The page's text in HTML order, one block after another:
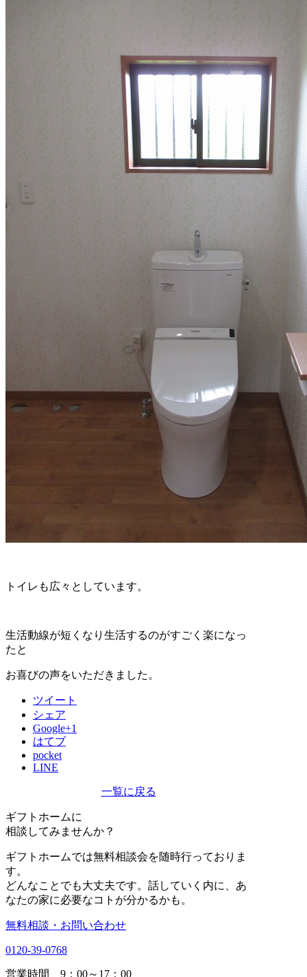
トイレも広々としています。
生活動線が短くなり生活するのがすごく楽になっ
たと
お喜びの声をいただきました。
ツイート
シェア
Google+1
はてブ
pocket
LINE
一覧に戻る
ギフトホームに
相談 してみませんか？
ギフトホームでは無料相談会を随時行っておりま
す。
どんなことでも大丈夫です。話していく内に、あ
なたの家に必要なコトが分かるかも。
無料相談・お問い合わせ
0120-39-0768
営業時間 9：00～17：00